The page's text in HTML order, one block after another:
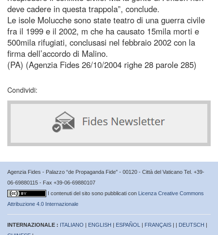
deve cadere in questa trappola”, conclude.
Le isole Molucche sono state teatro di una guerra civile
fra il 1999 e il 2002, m che ha causato 15mila morti e
500mila rifugiati, conclusasi nel febbraio 2002 con la
firma dell’accordo di Malino.
(PA) (Agenzia Fides 26/10/2004 righe 28 parole 285)
Condividi:
Agenzia Fides - Palazzo “de Propaganda Fide” - 00120 - Città del Vaticano Tel. +39-
06-69880115 - Fax +39-06-69880107
I contenuti del sito sono pubblicati con Licenza Creative Commons
Attribuzione 4.0 Internazionale
INTERNAZIONALE : ITALIANO | ENGLISH | ESPAÑOL | FRANÇAIS | | DEUTSCH |